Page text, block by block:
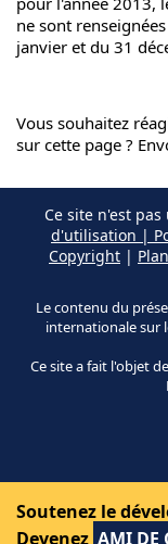
ne sont
janvier et du 31
Vous souhaitez
sur cette page ?
Ce site n'est
d'utilisation |
Copyright |
Le contenu du
internationale sur
Ce site a fait l'objet
Soutenez le
Devenez AMI DE